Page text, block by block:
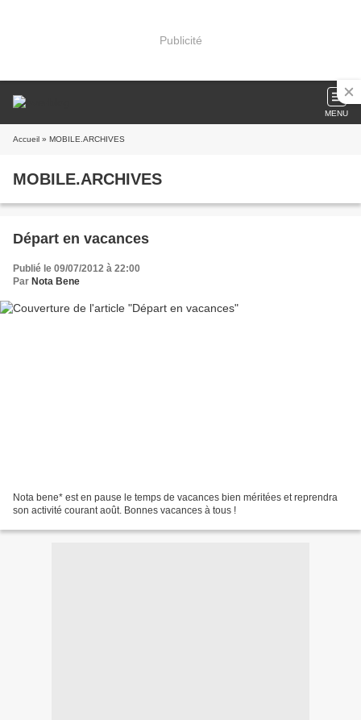
Publicité
MENU
Accueil » MOBILE.ARCHIVES
MOBILE.ARCHIVES
Départ en vacances
Publié le 09/07/2012 à 22:00
Par Nota Bene
Nota bene* est en pause le temps de vacances bien méritées et reprendra
son activité courant août. Bonnes vacances à tous !